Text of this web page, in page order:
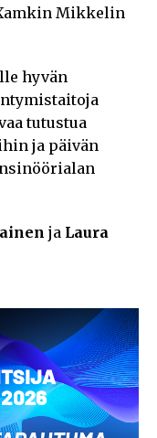
Mikkelin
hyvän
tutustua
ja päivän
ja Laura